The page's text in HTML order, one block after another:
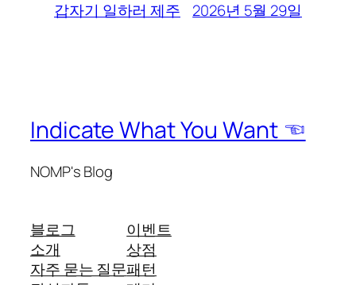
갑자기 일하러 제주 2026년 5월 29일
Indicate What You Want ☜
NOMP's Blog
블로그
소개
자주 묻는 질문
이벤트
상점
패턴